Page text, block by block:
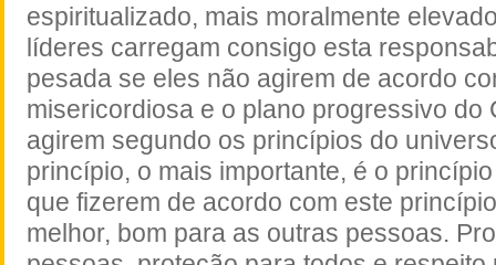
espiritualizado, mais moralmente
líderes carregam consigo esta
pesada se eles não agirem de acordo
misericordiosa e o plano progressivo do
agirem segundo os princípios do
princípio, o mais importante, é o
que fizerem de acordo com este
melhor, bom para as outras pessoas.